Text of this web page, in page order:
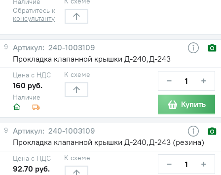
Обратитесь к
консультанту
9
240-1003109
Прокладка клапанной крышки Д-240,Д-243
Наличие
Цена с НДС
160 руб.
К схеме − +
Купить
9
240-1003109
Прокладка клапанной крышки Д-240,Д-243 (резина)
Цена с НДС
92.70 руб.
К схеме − +